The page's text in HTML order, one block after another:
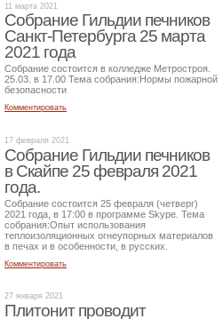
11 марта 2021
Собрание Гильдии печников
Санкт-Петербурга 25 марта
2021 года
Собрание состоится в колледже Метростроя.
25.03. в 17.00 Тема собрания:Нормы пожарной
безопасности
Комментировать
17 февраля 2021
Собрание Гильдии печников
в Скайпе 25 февраля 2021
года.
Собрание состоится 25 февраля (четверг)
2021 года, в 17:00 в программе Skype. Тема
собрания:Опыт использования
теплоизоляционных огнеупорных материалов
в печах и в особенности, в русских.
Комментировать
27 января 2021
Плитонит проводит